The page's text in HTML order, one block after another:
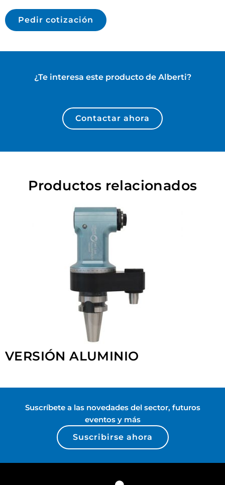
Pedir cotización
¿Te interesa este producto de Alberti?
Contactar ahora
Productos relacionados
VERSIÓN ALUMINIO
Suscríbete a las novedades del sector, futuros
eventos y más
Suscribirse ahora